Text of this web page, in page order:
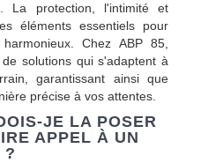
La protection, l'intimité et
éléments essentiels pour
Chez ABP 85,
solutions qui s'adaptent à
garantissant ainsi que
précise à vos attentes.
JE LA POSER
APPEL À UN
?